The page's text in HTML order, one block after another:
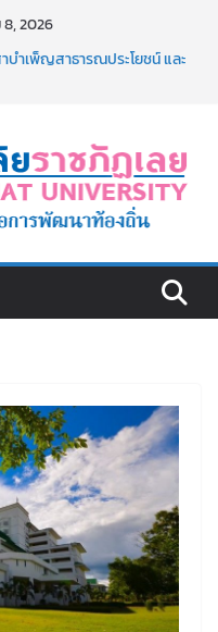
8, 2026
ำเพ็ญสาธารณประโยชน์ และ
ปิดบ้าน LRU ครั้งที่ 4 เปิดให้
ในฝัน สู่อนาคตที่ใช่
งกับคณะอนุกรรมาธิการ